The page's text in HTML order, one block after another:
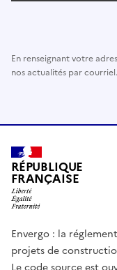
En renseignant votre
nos actualités par
RÉPUBLIQUE
FRANÇAISE
Envergo : la
projets de